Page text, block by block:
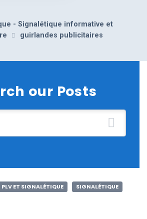
- Signalétique informative et
guirlandes publicitaires
our Posts
PLV ET SIGNALÉTIQUE SIGNALÉTIQUE